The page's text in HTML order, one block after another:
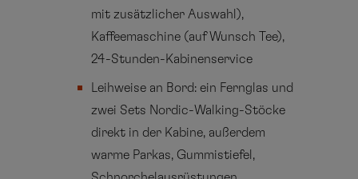
mit zusätzlicher Auswahl),
Kaffeemaschine (auf Wunsch Tee),
24-Stunden-Kabinenservice
Leihweise an Bord: ein Fernglas und
zwei Sets Nordic-Walking-Stöcke
direkt in der Kabine, außerdem
warme Parkas, Gummistiefel,